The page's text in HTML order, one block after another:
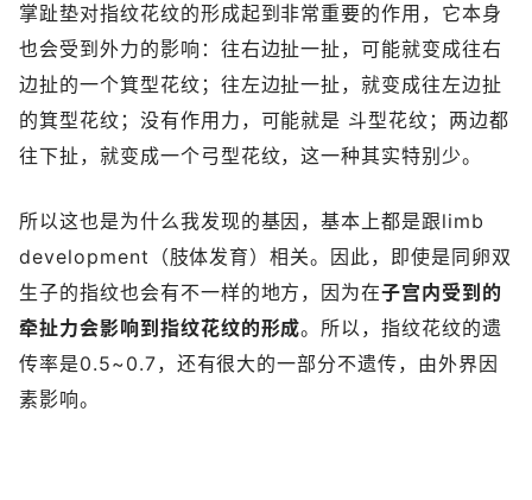
掌趾垫对指纹花纹的形成起到非常重要的作用，它本身
也会受到外力的影响：往右边扯一扯，可能就变成往右
边扯的一个箕型花纹；往左边扯一扯，就变成往左边扯
的箕型花纹；没有作用力，可能就是 斗型花纹；两边都
往下扯，就变成一个弓型花纹，这一种其实特别少。
所以这也是为什么我发现的基因，基本上都是跟limb
development（肢体发育）相关。因此，即使是同卵双
生子的指纹也会有不一样的地方，因为在子宫内受到的
牵扯力会影响到指纹花纹的形成。所以，指纹花纹的遗
传率是0.5~0.7，还有很大的一部分不遗传，由外界因
素影响。